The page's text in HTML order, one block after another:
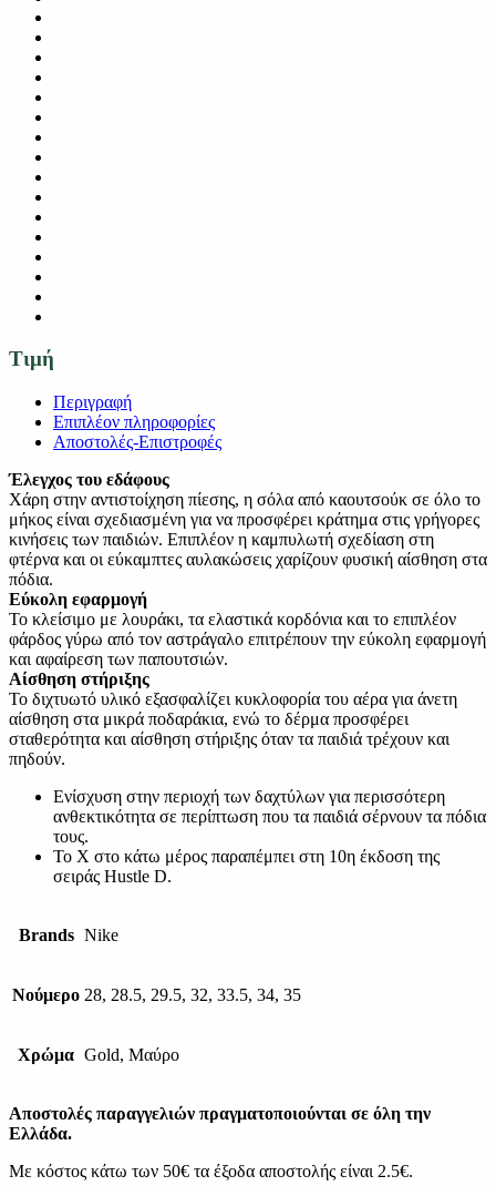
Τιμή
Περιγραφή
Επιπλέον πληροφορίες
Αποστολές-Επιστροφές
Έλεγχος του εδάφους
Χάρη στην αντιστοίχηση πίεσης, η σόλα από καουτσούκ σε όλο το
μήκος είναι σχεδιασμένη για να προσφέρει κράτημα στις γρήγορες
κινήσεις των παιδιών. Επιπλέον η καμπυλωτή σχεδίαση στη
φτέρνα και οι εύκαμπτες αυλακώσεις χαρίζουν φυσική αίσθηση στα
πόδια.
Εύκολη εφαρμογή
Το κλείσιμο με λουράκι, τα ελαστικά κορδόνια και το επιπλέον
φάρδος γύρω από τον αστράγαλο επιτρέπουν την εύκολη εφαρμογή
και αφαίρεση των παπουτσιών.
Αίσθηση στήριξης
Το διχτυωτό υλικό εξασφαλίζει κυκλοφορία του αέρα για άνετη
αίσθηση στα μικρά ποδαράκια, ενώ το δέρμα προσφέρει
σταθερότητα και αίσθηση στήριξης όταν τα παιδιά τρέχουν και
πηδούν.
Ενίσχυση στην περιοχή των δαχτύλων για περισσότερη
ανθεκτικότητα σε περίπτωση που τα παιδιά σέρνουν τα πόδια
τους.
Το X στο κάτω μέρος παραπέμπει στη 10η έκδοση της
σειράς Hustle D.
Brands Nike
Νούμερο 28, 28.5, 29.5, 32, 33.5, 34, 35
Χρώμα Gold, Μαύρο
Αποστολές παραγγελιών πραγματοποιούνται σε όλη την
Ελλάδα.
Με κόστος κάτω των 50€ τα έξοδα αποστολής είναι 2.5€.